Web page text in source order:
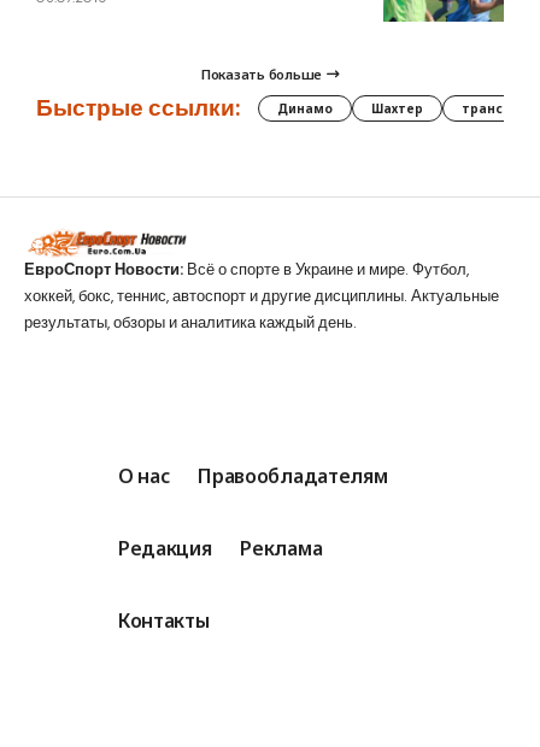
Показать больше
Быстрые ссылки: Динамо Шахтер трансферы
ЕвроСпорт Новости: Всё о спорте в Украине и мире. Футбол,
хоккей, бокс, теннис, автоспорт и другие дисциплины. Актуальные
результаты, обзоры и аналитика каждый день.
О нас Правообладателям
Редакция Реклама
Контакты